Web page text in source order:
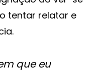
tentar relatar e
que eu